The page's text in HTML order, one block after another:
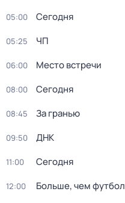
05:00 Сегодня
05:25 ЧП
06:00 Место встречи
08:00 Сегодня
08:45 За гранью
09:50 ДНК
11:00 Сегодня
12:00 Больше, чем футбол